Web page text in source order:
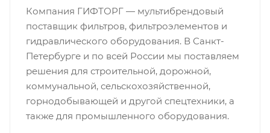
Компания ГИФТОРГ — мультибрендовый
поставщик фильтров, фильтроэлементов и
гидравлического оборудования. В Санкт-
Петербурге и по всей России мы поставляем
решения для строительной, дорожной,
коммунальной, сельскохозяйственной,
горнодобывающей и другой спецтехники, а
также для промышленного оборудования.